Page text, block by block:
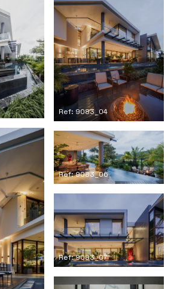
Ref: 9083_04
Ref: 9083_06
Ref: 9083_07